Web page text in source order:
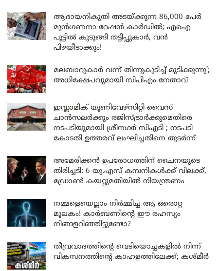
ആദായനികുതി അടയ്ക്കുന്ന 86,000 പേർ
മുൻഗണനാ റേഷൻ കാർഡിൽ; എഐ
പൂട്ടിൽ കുടുങ്ങി തട്ടിപ്പുകാർ, വൻ
പിഴയീടാക്കും!
മലബാറുകാർ വന്ന് തിന്നുകുടിച്ച് മുടിക്കുന്നു’;
അധിക്ഷേപവുമായി സിപിഎം നേതാവ്
ഇസ്ലാമിക് യൂണിവേഴ്സിറ്റി വൈസ്
ചാൻസലർക്കും രജിസ്ട്രാർക്കുമെതിരെ
നടപടിയുമായി ശ്രീനഗർ സിഎടി ; നടപടി
കോടതി ഉത്തരവ് ലംഘിച്ചതിനെ തുടർന്ന്
അമേരിക്കൻ ഉപരോധത്തിന് ചൈനയുടെ
തിരിച്ചടി: 6 യു.എസ് കമ്പനികൾക്ക് വിലക്ക്,
ഡ്രോൺ കയറ്റുമതിയിൽ നിയന്ത്രണം
നമ്മളെയെല്ലാം നിർമ്മിച്ച ആ ഒരൊറ്റ
മൂലകം! കാർബണിന്റെ ഈ രഹസ്യം
നിങ്ങളറിഞ്ഞിട്ടുണ്ടോ?
തീവ്രവാദത്തിന്റെ വെടിയൊച്ചകളിൽ നിന്ന്
വികസനത്തിന്റെ കാഹളത്തിലേക്ക്; കശ്മീർ